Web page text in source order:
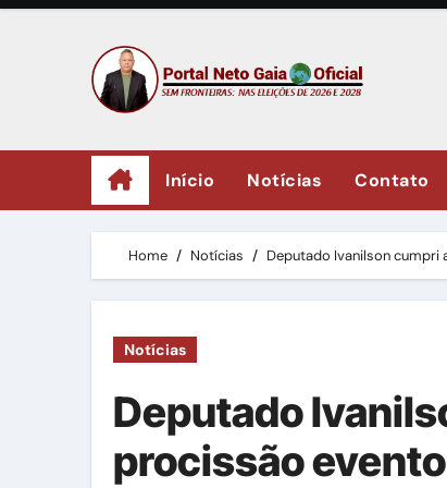
Skip
Início Notícias Contato
Home Notícias Deputado Ivanilson cumpri
Notícias
Deputado
procissão